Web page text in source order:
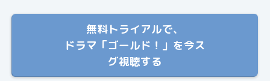
無料トライアルで、
ドラマ「ゴールド！」を今ス
グ視聴する